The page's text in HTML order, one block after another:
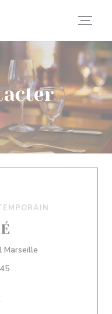
Marseille((ouvre une